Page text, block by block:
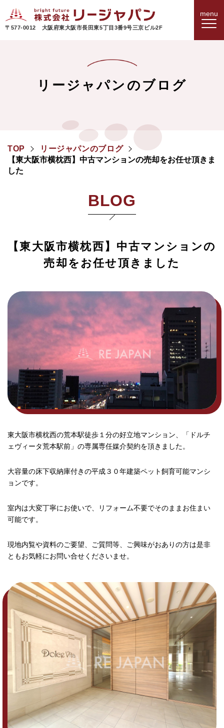
〒577-0012 大阪府東大阪市長田東5丁目3番9号三京ビル2F
リージャパンのブログ
TOP
リージャパンのブログ
【東大阪市横枕西】中古マンションの売却をお任せ頂きま
した
BLOG
【東大阪市横枕西】中古マンションの
売却をお任せ頂きました
東大阪市横枕西の荒本駅徒歩１分の好立地マンション、「ドルチ
ェヴィータ荒本駅前」の専属専任媒介契約を頂きました。
大容量の床下収納庫付きの平成３０年建築ペット飼育可能マンシ
ョンです。
室内は大変丁寧にお使いで、リフォーム不要でそのままお住まい
可能です。
現地内覧や資料のご要望、ご質問等、ご興味がおありの方は是非
ともお気軽にお問い合せくださいませ。